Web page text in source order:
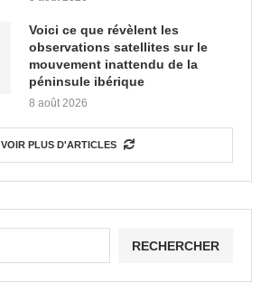
Voici ce que révèlent les
observations satellites sur le
mouvement inattendu de la
péninsule ibérique
8 août 2026
VOIR PLUS D'ARTICLES
RECHERCHER